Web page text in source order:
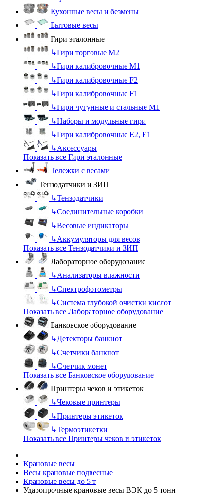
Кухонные весы и безмены
Бытовые весы
Гири эталонные
↳Гири торговые М2
↳Гири калибровочные М1
↳Гири калибровочные F2
↳Гири калибровочные F1
↳Гири чугунные и стальные М1
↳Наборы и модульные гири
↳Гири калибровочные E2, Е1
↳Аксессуары
Показать все Гири эталонные
Тележки с весами
Тензодатчики и ЗИП
↳Тензодатчики
↳Соединительные коробки
↳Весовые индикаторы
↳Аккумуляторы для весов
Показать все Тензодатчики и ЗИП
Лабораторное оборудование
↳Анализаторы влажности
↳Спектрофотометры
↳Система глубокой очистки кислот
Показать все Лабораторное оборудование
Банковское оборудование
↳Детекторы банкнот
↳Счетчики банкнот
↳Счетчик монет
Показать все Банковское оборудование
Принтеры чеков и этикеток
↳Чековые принтеры
↳Принтеры этикеток
↳Термоэтикетки
Показать все Принтеры чеков и этикеток
Крановые весы
Весы крановые подвесные
Крановые весы до 5 т
Ударопрочные крановые весы ВЭК до 5 тонн